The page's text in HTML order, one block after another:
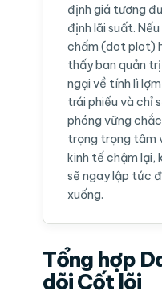
định giá tương
định lãi suất.
chấm (dot plot)
thấy ban quản
ngại về tính lì
trái phiếu và chỉ
phóng vững
trọng trọng tâm
kinh tế chậm lại,
sẽ ngay lập tức
xuống.
Tổng hợp
dõi Cốt lõi